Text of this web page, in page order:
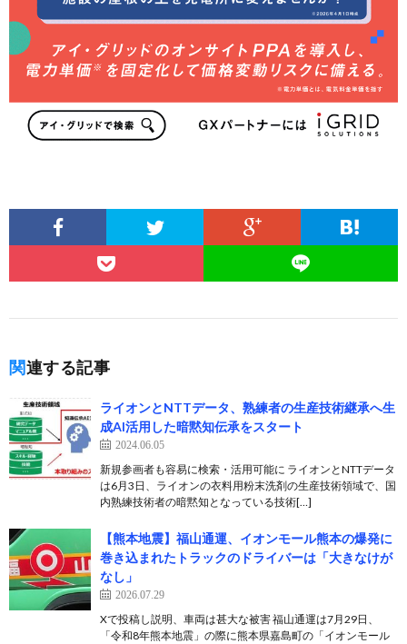
関連する記事
ライオンとNTTデータ、熟練者の生産技術継承へ生
成AI活用した暗黙知伝承をスタート
2024.06.05
新規参画者も容易に検索・活用可能に ライオンとNTTデータ
は6月3日、ライオンの衣料用粉末洗剤の生産技術領域で、国
内熟練技術者の暗黙知となっている技術[…]
【熊本地震】福山通運、イオンモール熊本の爆発に
巻き込まれたトラックのドライバーは「大きなけが
なし」
2026.07.29
Xで投稿し説明、車両は甚大な被害 福山通運は7月29日、
「令和8年熊本地震」の際に熊本県嘉島町の「イオンモール